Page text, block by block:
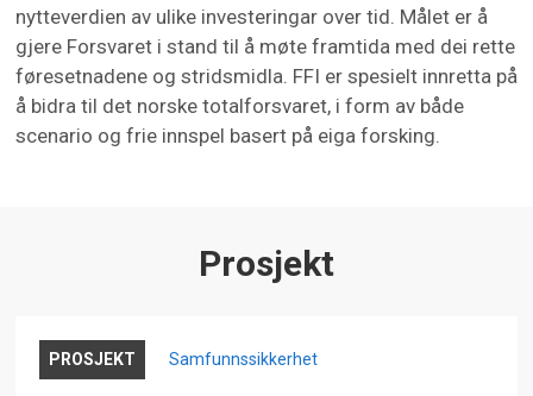
nytteverdien av ulike investeringar over tid. Målet er å
gjere Forsvaret i stand til å møte framtida med dei rette
føresetnadene og stridsmidla. FFI er spesielt innretta på
å bidra til det norske totalforsvaret, i form av både
scenario og frie innspel basert på eiga forsking.
Prosjekt
PROSJEKT Samfunnssikkerhet